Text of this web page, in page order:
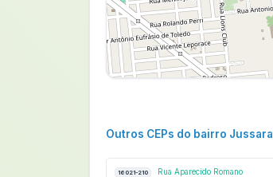
Outros CEPs do bairro Jussara
16021-210 Rua Aparecido Romano